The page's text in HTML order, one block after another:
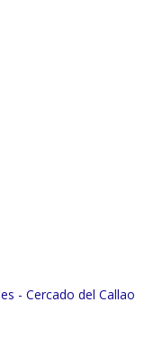
- Cercado del Callao